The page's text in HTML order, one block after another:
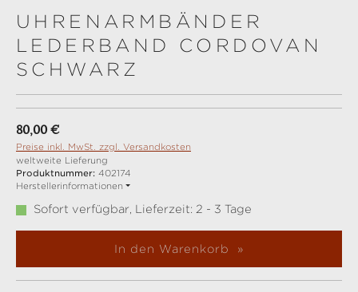
UHRENARMBÄNDER
LEDERBAND CORDOVAN
SCHWARZ
Regulärer Preis:
80,00 €
Preise inkl. MwSt. zzgl. Versandkosten
weltweite Lieferung
Produktnummer: 402174
Herstellerinformationen
Sofort verfügbar, Lieferzeit: 2 - 3 Tage
In den Warenkorb